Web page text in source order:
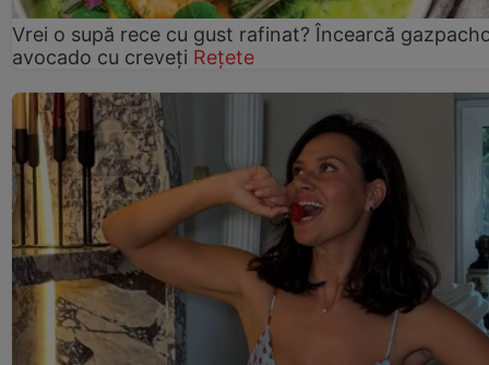
Vrei o supă rece cu gust rafinat? Încearcă
avocado cu creveți Rețete